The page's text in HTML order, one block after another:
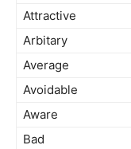
Attractive
Arbitary
Average
Avoidable
Aware
Bad